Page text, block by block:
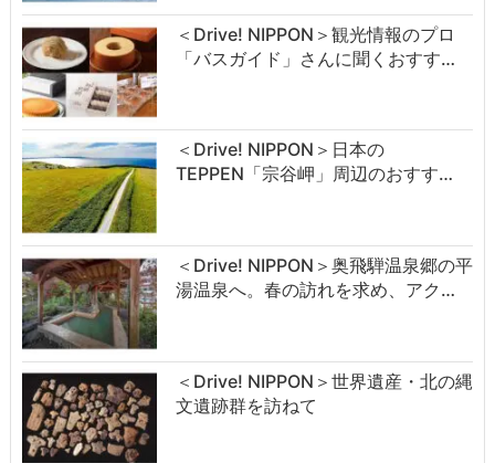
＜Drive! NIPPON＞観光情報のプロ
「バスガイド」さんに聞くおすす…
＜Drive! NIPPON＞日本の
TEPPEN「宗谷岬」周辺のおすす…
＜Drive! NIPPON＞奥飛騨温泉郷の平
湯温泉へ。春の訪れを求め、アク…
＜Drive! NIPPON＞世界遺産・北の縄
文遺跡群を訪ねて